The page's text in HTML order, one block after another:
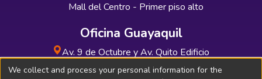
Mall del Centro - Primer piso alto
Oficina Guayaquil
Av. 9 de Octubre y Av. Quito Edificio
INDUAUTO - Planta baja
We collect and process your personal information for the